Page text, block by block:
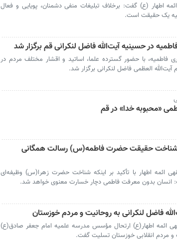
اطهار (ع) گفت: برخلاف تبلیغات منفی دشمنان، پویایی و فعال
یک حقیقت است.
در حسینیه آیت‌الله فاضل لنکرانی قم برگزار شد
فاطمیه، با حضور گسترده علما، اساتید و اقشار مختلف مردم در
العظمی فاضل لنکرانی برگزار شد.
«محبوبه خدا» در قم
شناخت حقیقت حضرت فاطمه(س) رسالت همگانی
ائمه اطهار با تأکید بر اینکه شناخت حضرت زهرا(س) وظیفه‌ای
انسان بدون معرفت فاطمی دچار خسارت معنوی خواهد شد.
فاضل لنکرانی به روحانیت و مردم خوزستان
ائمه اطهار(ع) ارتحال مؤسس مدرسه علمیه امام جعفر صادق(ع)
و مردم انقلابی خوزستان تسلیت گفت.